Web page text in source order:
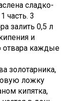
сладко-
часть. 3
залить 0,5 л
и
отвара каждые
золотарника,
ложку
кипятка,